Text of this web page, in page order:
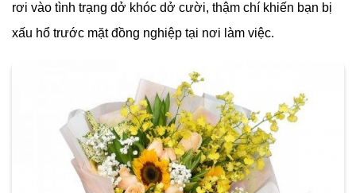
rơi vào tình trạng dở khóc dở cười, thậm chí khiến bạn bị
xấu hổ trước mặt đồng nghiệp tại nơi làm việc.